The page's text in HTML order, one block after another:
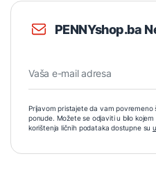
PENNYshop.ba
Prijavom pristajete da vam povremeno
ponude. Možete se odjaviti u bilo
korištenja ličnih podataka dostupne su